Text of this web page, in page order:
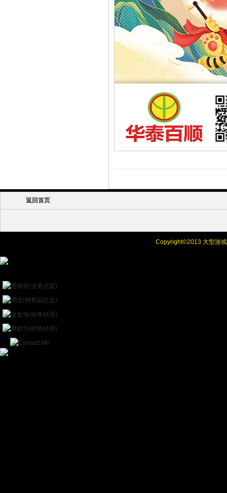
返回首页
Copyright©2013 大型游